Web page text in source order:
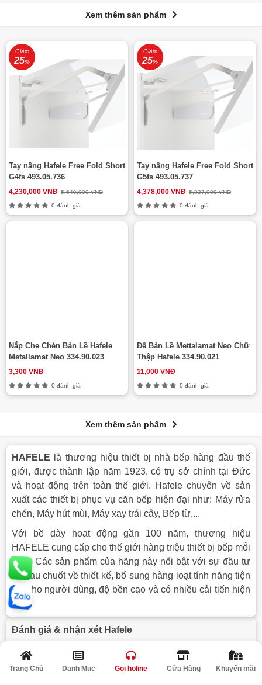
Xem thêm sản phẩm
Giảm
25%
Tay nâng Hafele Free Fold Short
G4fs 493.05.736
4,230,000 VNĐ 5,640,000 VNĐ
0 đánh giá
Giảm
25%
Tay nâng Hafele Free Fold Short
G5fs 493.05.737
4,378,000 VNĐ 5,837,000 VNĐ
0 đánh giá
Nắp Che Chén Bản Lề Hafele
Metallamat Neo 334.90.023
3,300 VNĐ
0 đánh giá
Đế Bản Lề Mettalamat Neo Chữ
Thập Hafele 334.90.021
11,000 VNĐ
0 đánh giá
Xem thêm sản phẩm
HAFELE là thương hiệu thiết bị nhà bếp hàng đầu thế
giới, được thành lập năm 1923, có trụ sở chính tại Đức
và hoạt động trên toàn thế giới. Hafele chuyên về sản
xuất các thiết bị phục vụ căn bếp hiện đại như: Máy rửa
chén, Máy hút mùi, Máy xay trái cây, Bếp từ,...
Với bề dày hoạt động gần 100 năm, thương hiệu
HAFELE cung cấp cho thế giới hàng triệu thiết bị bếp mỗi
năm. Các sản phẩm của hãng này nổi bật với sự đầu tư
và trau chuốt về thiết kế, bổ sung hàng loạt tính năng tiện
ích cho người dùng, độ bền cao và có nhiều cải tiến hiện
đại.
Đánh giá & nhận xét Hafele
5/5
1 đánh giá
4 0 đánh giá
Trang Chủ Danh Mục Gọi holine Cửa Hàng Khuyến mãi